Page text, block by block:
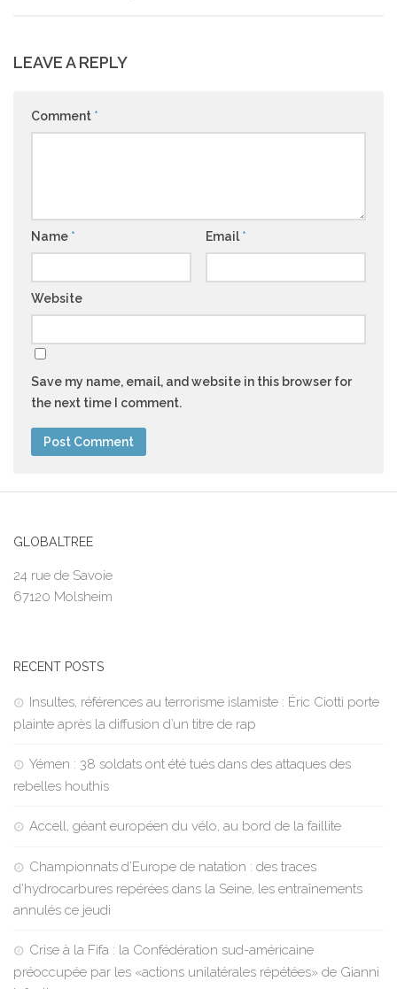
LEAVE A REPLY
Comment *
Name * Email *
Website
Save my name, email, and website in this browser for
the next time I comment.
GLOBALTREE
24 rue de Savoie
67120 Molsheim
RECENT POSTS
Insultes, références au terrorisme islamiste : Éric Ciotti porte
plainte après la diffusion d’un titre de rap
Yémen : 38 soldats ont été tués dans des attaques des
rebelles houthis
Accell, géant européen du vélo, au bord de la faillite
Championnats d’Europe de natation : des traces
d’hydrocarbures repérées dans la Seine, les entraînements
annulés ce jeudi
Crise à la Fifa : la Confédération sud-américaine
préoccupée par les «actions unilatérales répétées» de Gianni